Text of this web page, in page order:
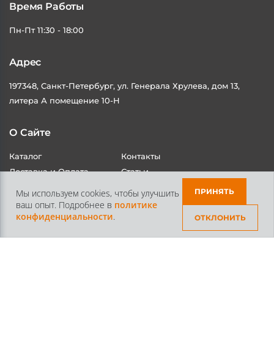
Мы используем cookies, чтобы улучшить
конфиденциальности
ПРИНЯТЬ
ОТКЛОНИТЬ
Время Работы
Пн-Пт 11:30 - 18:00
Адрес
197348, Санкт-Петербург, ул. Генерала Хрулева, дом 13,
литера А помещение 10-Н
О Сайте
Каталог
Доставка и Оплата
Контакты
Статьи
Контакты